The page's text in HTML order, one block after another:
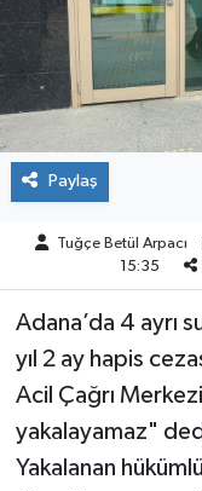
Paylaş
Tuğçe Betül Arpacı
15:35
Adana’da 4 ayrı
yıl 2 ay hapis
Acil Çağrı
yakalayamaz"
Yakalanan
RESMİ
KÜLTÜR
TURİZM
MAGAZİN
VEFAT
BÖLGE
TÜRKİYE